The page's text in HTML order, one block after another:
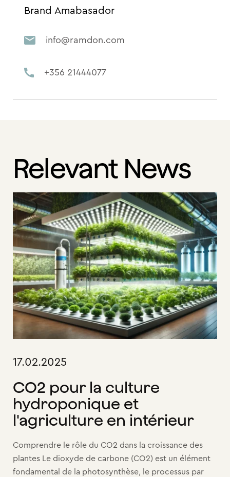
Brand Amabasador
info@ramdon.com
+356 21444077
Relevant News
17.02.2025
CO2 pour la culture
hydroponique et
l'agriculture en intérieur
Comprendre le rôle du CO2 dans la croissance des
plantes Le dioxyde de carbone (CO2) est un élément
fondamental de la photosynthèse, le processus par